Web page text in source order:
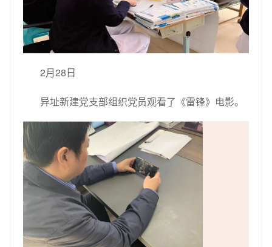
2月28日
异址新建党支部组织党员观看了《雷锋》电影。